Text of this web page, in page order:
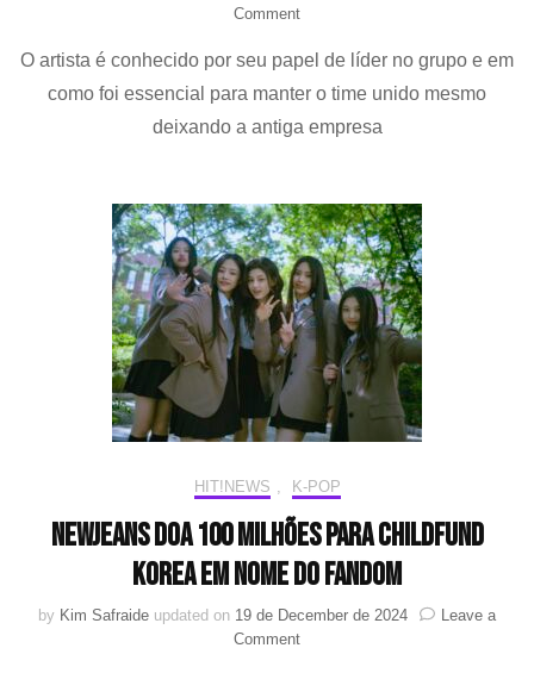
Commenton
do
Ahgases
com
novas
fotos
de
Jay
B
artista
reage
de
forma
O artista é conhecido por seu papel de líder no grupo e em
como foi essencial para manter o time unido mesmo
deixando a antiga empresa
HIT!NEWS K-POP
NewJeans doa 100 milhões para ChildFund
Korea em nome do fandom
by Kim Safraide updated on 19 de December de 2024
Leave a
Commenton